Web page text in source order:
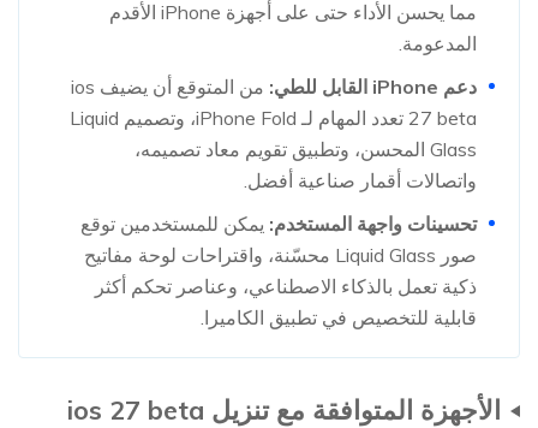
مما يحسن الأداء حتى على أجهزة iPhone الأقدم
المدعومة.
دعم iPhone القابل للطي:
من المتوقع أن يضيف ios
27 beta تعدد المهام لـ iPhone Fold، وتصميم Liquid
Glass المحسن، وتطبيق تقويم معاد تصميمه،
واتصالات أقمار صناعية أفضل.
تحسينات واجهة المستخدم: يمكن للمستخدمين توقع
صور Liquid Glass محسّنة، واقتراحات لوحة مفاتيح
ذكية تعمل بالذكاء الاصطناعي، وعناصر تحكم أكثر
قابلية للتخصيص في تطبيق الكاميرا.
الأجهزة المتوافقة مع تنزيل ios 27 beta